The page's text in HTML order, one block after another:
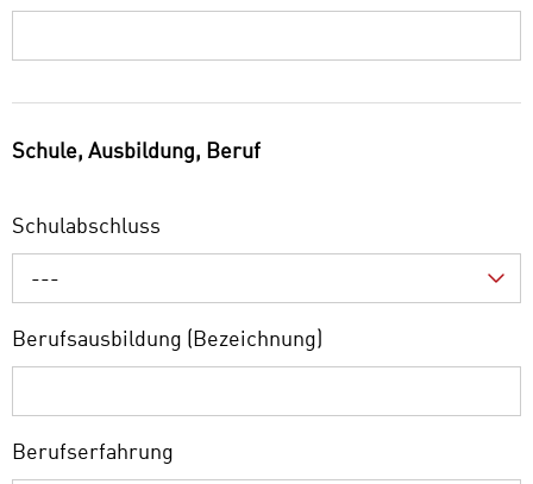
Schule, Ausbildung, Beruf
Schulabschluss
---
Berufsausbildung (Bezeichnung)
Berufserfahrung